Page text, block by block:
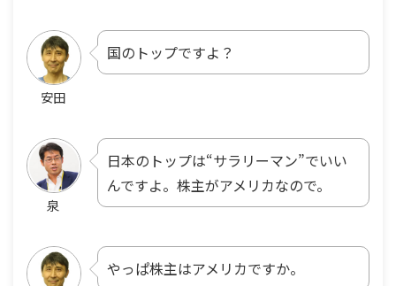
安田
国のトップですよ？
泉
日本のトップは“サラリーマン”でいい
んですよ。株主がアメリカなので。
やっぱ株主はアメリカですか。